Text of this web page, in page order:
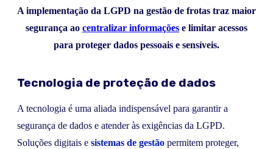
A implementação da LGPD na gestão de frotas traz maior
segurança ao centralizar informações e limitar acessos
para proteger dados pessoais e sensíveis.
Tecnologia de proteção de dados
A tecnologia é uma aliada indispensável para garantir a
segurança de dados e atender às exigências da LGPD.
Soluções digitais e sistemas de gestão permitem proteger,